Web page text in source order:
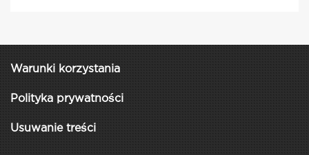
Warunki korzystania
Polityka prywatności
Usuwanie treści